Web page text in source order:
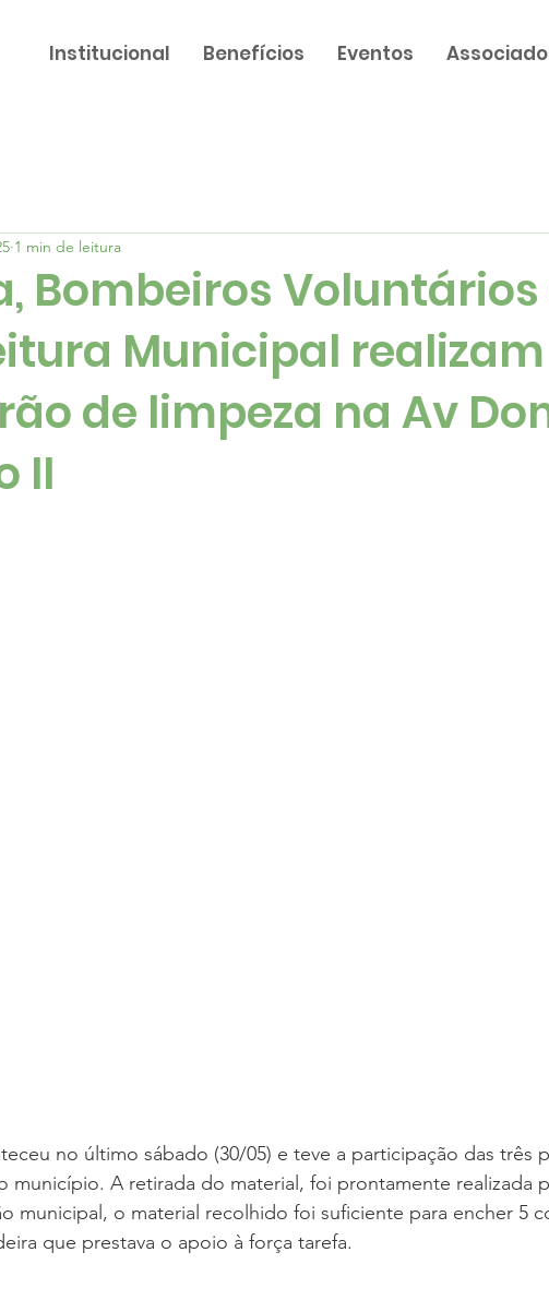
Institucional Benefícios Eventos
Bombeiros Voluntários
Municipal realizam
de limpeza na Av
II
1 min de leitura
no último sábado (30/05) e teve a participação das três
município. A retirada do material, foi prontamente realizada
municipal, o material recolhido foi suficiente para encher 5
que prestava o apoio à força tarefa.